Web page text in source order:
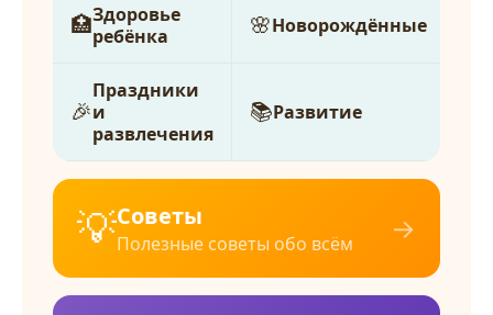
🏥Здоровье
ребёнка
🌸Новорождённые
🎉
Праздники
и
развлечения
📚Развитие
💡Советы
Полезные советы обо всём →